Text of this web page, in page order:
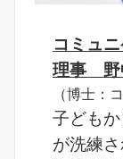
コミュ
理事 野
（博士：
子ども
が洗練